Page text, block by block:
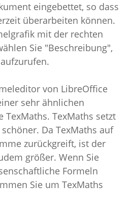
eingebettet, so dass
überarbeiten können.
mit der rechten
Sie "Beschreibung",
von LibreOffice
sehr ähnlichen
TexMaths. TexMaths setzt
Da TexMaths auf
zurückgreift, ist der
größer. Wenn Sie
Formeln
Sie um TexMaths